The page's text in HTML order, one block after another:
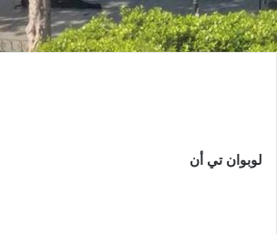
لوبوان تي أن